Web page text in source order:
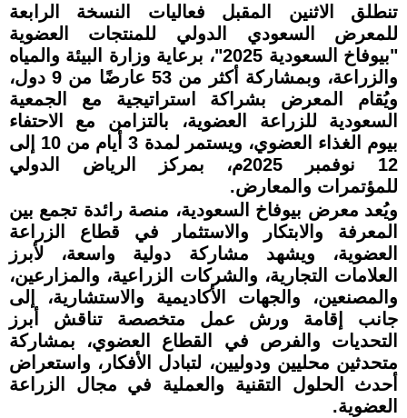
تنطلق الاثنين المقبل فعاليات النسخة الرابعة
للمعرض السعودي الدولي للمنتجات العضوية
"بيوفاخ السعودية 2025"، برعاية وزارة البيئة والمياه
والزراعة، وبمشاركة أكثر من 53 عارضًا من 9 دول،
ويُقام المعرض بشراكة استراتيجية مع الجمعية
السعودية للزراعة العضوية، بالتزامن مع الاحتفاء
بيوم الغذاء العضوي، ويستمر لمدة 3 أيام من 10 إلى
12 نوفمبر 2025م، بمركز الرياض الدولي
للمؤتمرات والمعارض.
ويُعد معرض بيوفاخ السعودية، منصة رائدة تجمع بين
المعرفة والابتكار والاستثمار في قطاع الزراعة
العضوية، ويشهد مشاركة دولية واسعة، لأبرز
العلامات التجارية، والشركات الزراعية، والمزارعين،
والمصنعين، والجهات الأكاديمية والاستشارية، إلى
جانب إقامة ورش عمل متخصصة تناقش أبرز
التحديات والفرص في القطاع العضوي، بمشاركة
متحدثين محليين ودوليين، لتبادل الأفكار، واستعراض
أحدث الحلول التقنية والعملية في مجال الزراعة
العضوية.